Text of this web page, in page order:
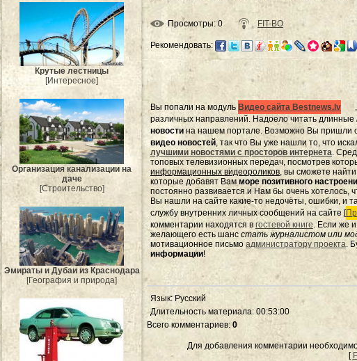
Крутые лестницы
[Интересное]
Организация канализации на
даче
[Строительство]
Эмираты и Дубаи из Краснодара
[География и природа]
Просмотры: 0 FIT-BO
Рекомендовать:
Вы попали на модуль Видео сайта Bestnews.lv
различных направлений. Надоело читать длинные
новости на нашем портале. Возможно Вы пришли
видео новостей, так что Вы уже нашли то, что
лучшими новостями с просторов интернета.
топовых телевизионных передач, посмотрев
информационных видеороликов, вы сможете
которые добавят Вамморе позитивного
постоянно развивается и Нам бы очень хотелось,
Вы нашли на сайте какие-то недочёты, ошибки, и
службу внутренних личных сообщений на сайте [
комментарии находятся в гостевой книге. Если же и
желающего есть шансстать журналистом или
мотивационное письмо администратору проекта.
информации!
Язык: Русский
Длительность материала: 00:53:00
Всего комментариев: 0
Для добавления комментарии
[